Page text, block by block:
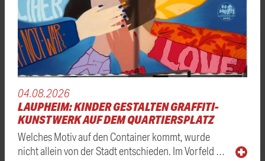
04.08.2026
LAUPHEIM: KINDER GESTALTEN GRAFFITI-
KUNSTWERK AUF DEM QUARTIERSPLATZ
Welches Motiv auf den Container kommt, wurde
nicht allein von der Stadt entschieden. Im Vorfeld …